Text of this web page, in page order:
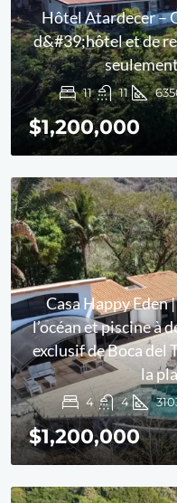
Hôtel Atardecer –
d&#39;hôtel et de
11 11
$1,200,000
Casa Happy Eden
l’océan et piscine à
exclusif de Boca del
la
4 4
$1,200,000